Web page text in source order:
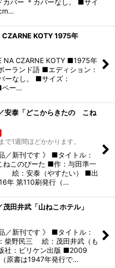
CZARNE KOTY 1975年
NA CZARNE KOTY ■1975年
ーランド語 ■エディション：
ーなし。 ■サイズ：
ー…
安泰「どこからきたの こね
で1週間ほどかかります。
／新刊です 》 ■タイトル：
このぴーた ■作：与田準一
絵：安泰（やすたい） ■出
年 第110刷発行（…
茂田井武「山ねこホテル」
／新刊です 》 ■タイトル：
柴野民三 絵：茂田井武（も
社：ビリケン出版 ■2009
原書は1947年発行で…